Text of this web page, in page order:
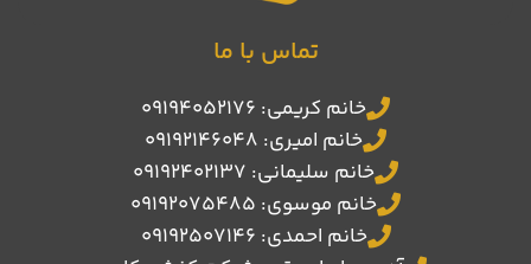
تماس با ما
خانم کریمی: 09194052176
خانم امیری: 09192146048
خانم سلیمانی: 09192402137
خانم موسوی: 09192075485
خانم احمدی: 09192507146